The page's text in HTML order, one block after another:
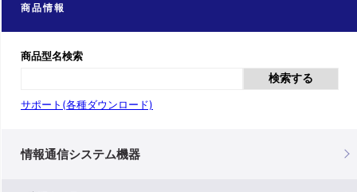
商品情報
商品型名検索
検索する
サポート(各種ダウンロード)
情報通信システム機器